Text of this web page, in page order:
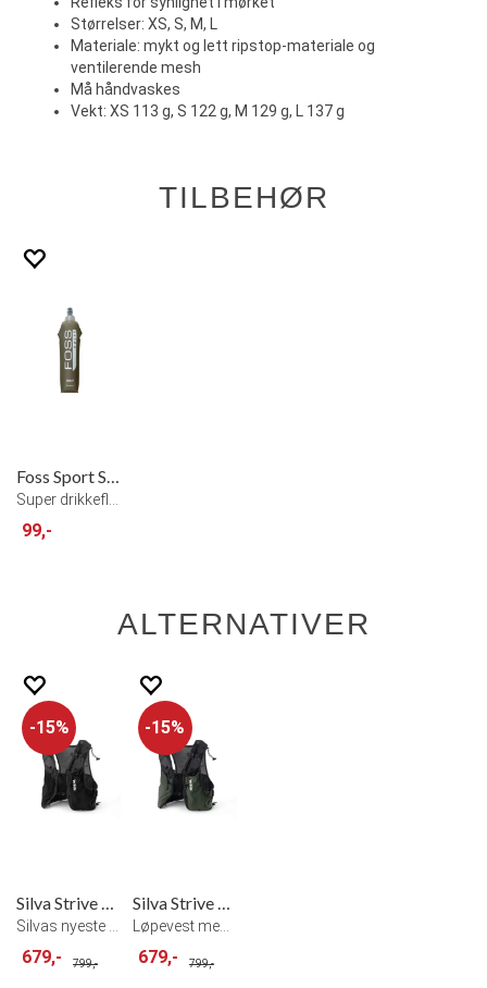
Størrelser: XS, S, M, L
Materiale: mykt og lett ripstop-materiale og
ventilerende mesh
Må håndvaskes
Vekt: XS 113 g, S 122 g, M 129 g, L 137 g
TILBEHØR
Foss Sport Soft Flask 500ml
99,-
ALTERNATIVER
15%
Silva Strive Fly Vest
679,- 799,-
15%
Silva Strive Fly Vest Green
Løpevest med smarte lommer
679,- 799,-